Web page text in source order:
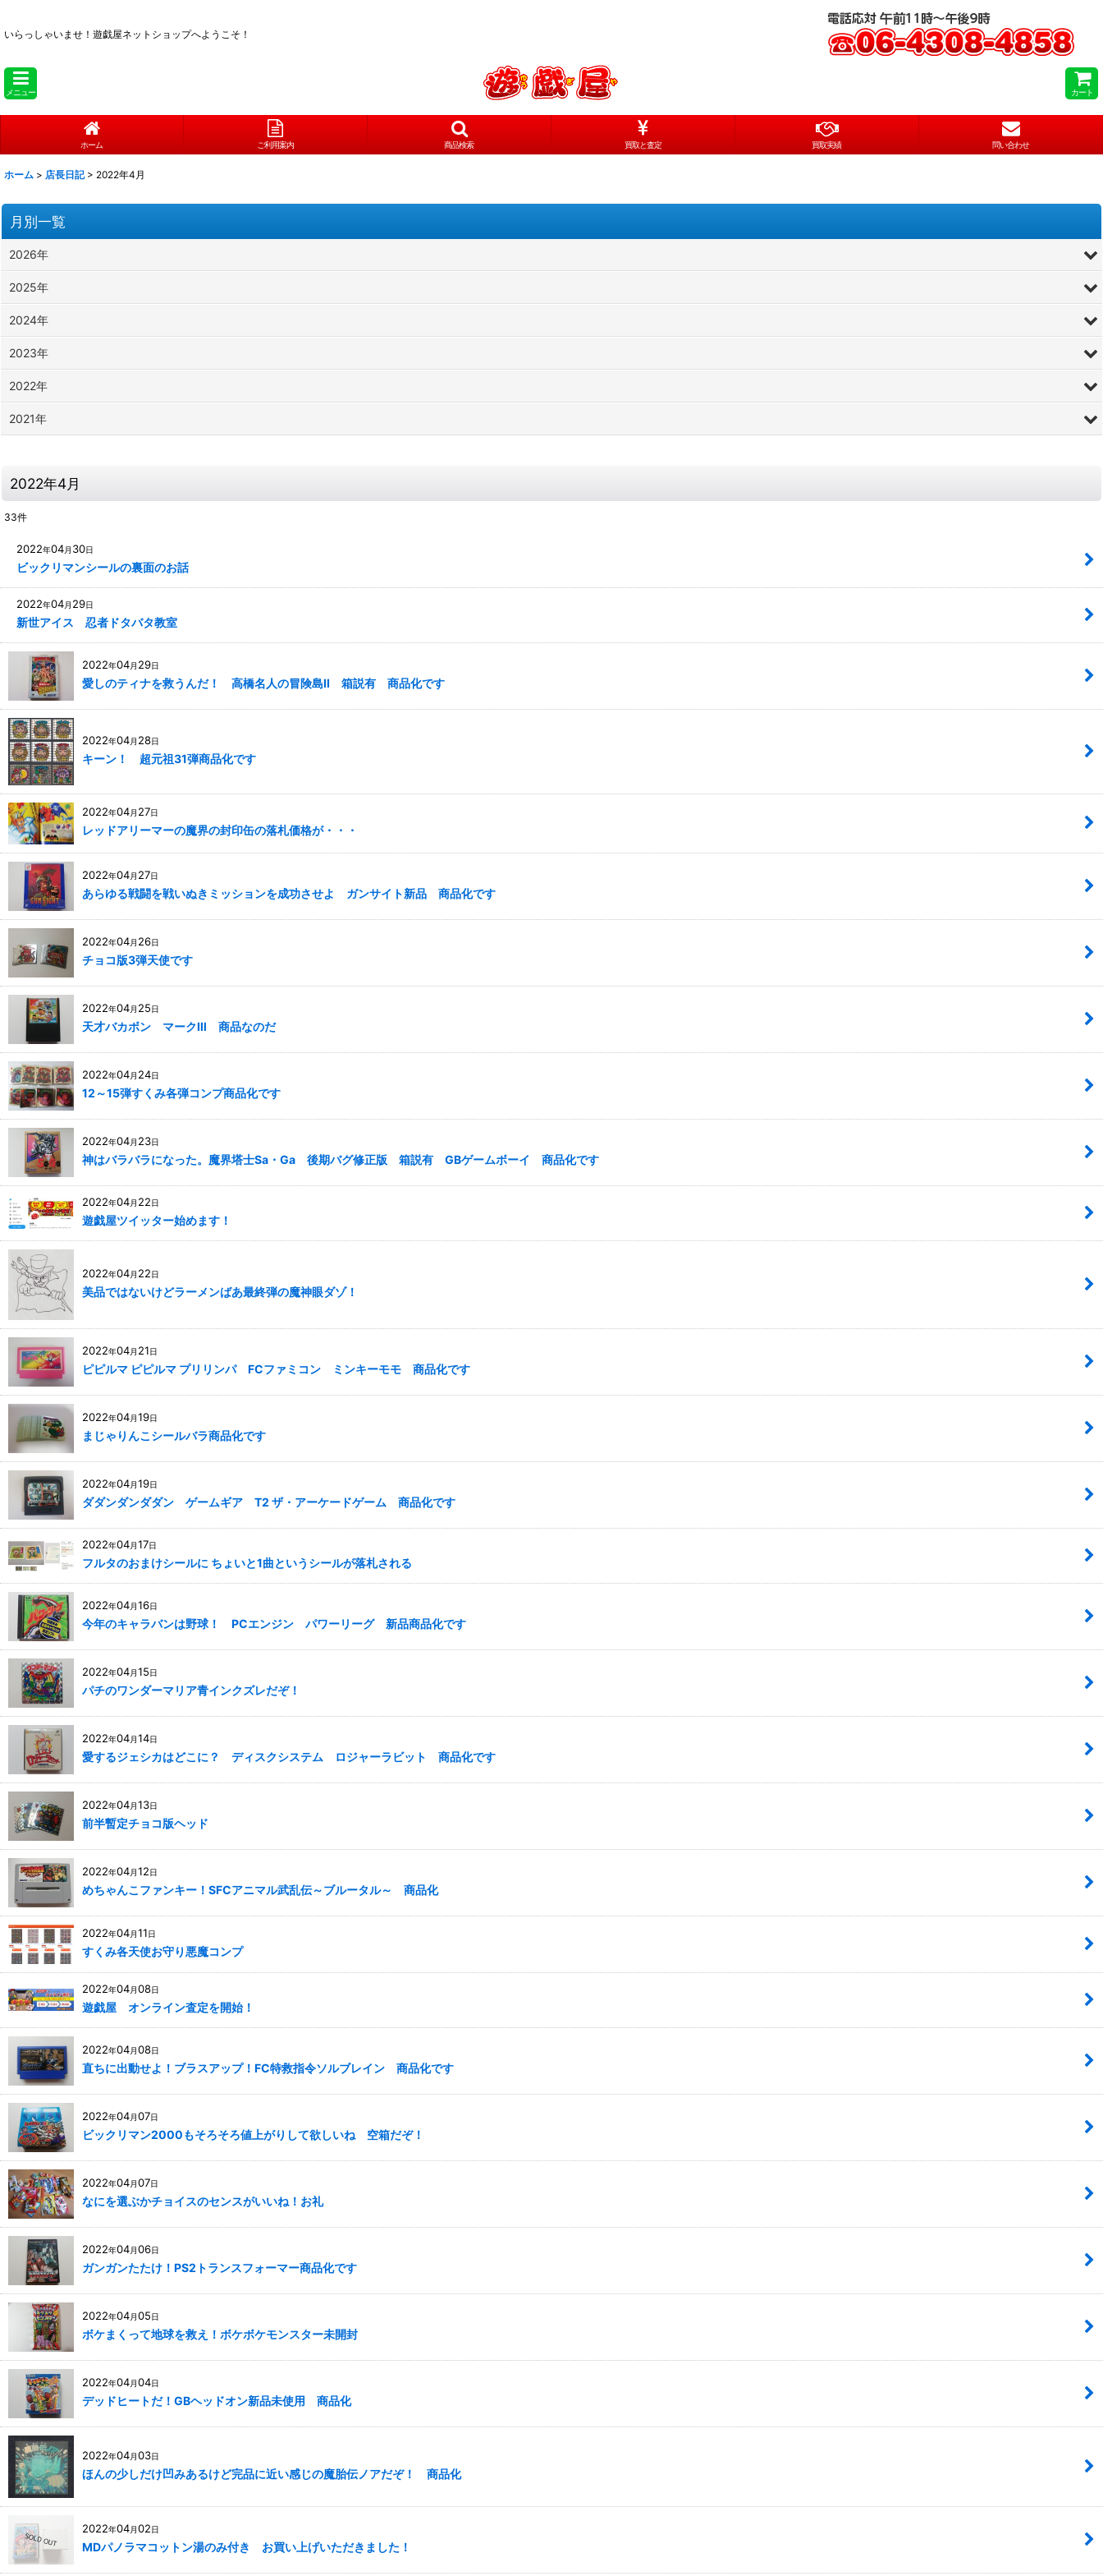
いらっしゃいませ！ 遊戯屋ネットショップへようこそ！
メニュー カート
ホーム ご利用案内 商品検索 買取と査定 買取実績 問い合わせ
ホーム > 店長日記 > 2022年4月
2022年4月
33件
2022年04月 30日
ビックリマンシールの裏面のお話
2022年04月 29日
新世アイス 忍者ドタバタ教室
2022年04月 29日
愛しのティナを救うんだ！ 高橋名人の冒険島II 箱説有 商品化です
2022年04月 28日
キーン！ 超元祖31弾商品化です
2022年04月 27日
レッドアリーマーの魔界の封印缶の落札価格が・・・
2022年04月 27日
あらゆる戦闘を戦いぬきミッションを成功させよ ガンサイト新品 商品化です
2022年04月 26日
チョコ版3弾天使です
2022年04月 25日
天才バカボン マークⅢ 商品なのだ
2022年04月 24日
12～15弾すくみ各弾コンプ商品化です
2022年04月 23日
神はバラバラになった。魔界塔士Sa・Ga 後期バグ修正版 箱説有 GBゲームボーイ 商品化です
2022年04月 22日
遊戯屋ツイッター始めます！
2022年04月 22日
美品ではないけどラーメンばあ最終弾の魔神眼ダゾ！
2022年04月 21日
ピピルマ ピピルマ プリリンパ FCファミコン ミンキーモモ 商品化です
2022年04月19日
まじゃりんこシールバラ商品化です
2022年04月19日
ダダンダンダダン ゲームギア T2 ザ・アーケードゲーム 商品化です
2022年04月17日
フルタのおまけシールに ちょいと1曲というシールが落札される
2022年04月16日
今年のキャラバンは野球！ PCエンジン パワーリーグ 新品商品化です
2022年04月15日
パチのワンダーマリア青インクズレだぞ！
2022年04月14日
愛するジェシカはどこに？ ディスクシステム ロジャーラビット 商品化です
2022年04月13日
前半暫定チョコ版ヘッド
2022年04月12日
めちゃんこファンキー！SFCアニマル武乱伝～ブルータル～ 商品化
2022年04月11日
すくみ各天使お守り悪魔コンプ
2022年04月08日
遊戯屋 オンライン査定を開始！
2022年04月08日
直ちに出動せよ！ブラスアップ！FC特救指令ソルブレイン 商品化です
2022年04月07日
ビックリマン2000もそろそろ値上がりして欲しいね 空箱だぞ！
2022年04月07日
なにを選ぶかチョイスのセンスがいいね！お礼
2022年04月06日
ガンガンたたけ！PS2トランスフォーマー商品化です
2022年04月05日
ボケまくって地球を救え！ボケボケモンスター未開封
2022年04月04日
デッドヒートだ！GBヘッドオン新品未使用 商品化
2022年04月03日
ほんの少しだけ凹みあるけど完品に近い感じの魔胎伝ノアだぞ！ 商品化
2022年04月02日
MDパノラマコットン湯のみ付き お買い上げいただきました！
月別一覧
2026年
2025年
2024年
2023年
2022年
2021年